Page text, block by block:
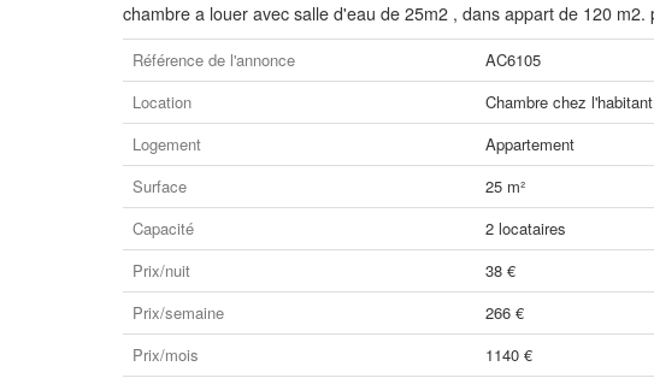
chambre a louer avec salle d'eau de 25m2 , dans appart de 120 m2.
Référence de l'annonce
AC6105
Location
Chambre chez l'habitant
Logement
Appartement
Surface
25 m²
Capacité
2 locataires
Prix/nuit
38 €
Prix/semaine
266 €
Prix/mois
1140 €